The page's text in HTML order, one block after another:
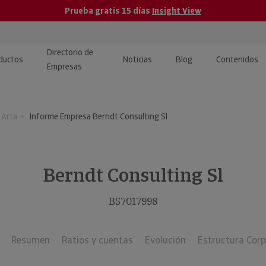
Prueba gratis 15 días Insight View
Directorio de
Empresas
Noticias Blog Contenidos
y tutoriales
Investigada
Arta Informe Empresa Berndt Consulting Sl
Berndt Consulting Sl
B57017998
Resumen Ratios y cuentas Evolución Estructura